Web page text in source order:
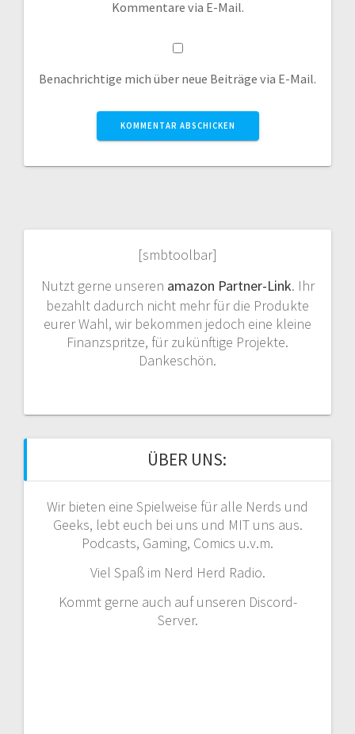
Kommentare via E-Mail.
Benachrichtige mich über neue Beiträge via E-Mail.
[smbtoolbar]
Nutzt gerne unseren amazon Partner-Link. Ihr
bezahlt dadurch nicht mehr für die Produkte
eurer Wahl, wir bekommen jedoch eine kleine
Finanzspritze, für zukünftige Projekte.
Dankeschön.
ÜBER UNS:
Wir bieten eine Spielweise für alle Nerds und
Geeks, lebt euch bei uns und MIT uns aus.
Podcasts, Gaming, Comics u.v.m.
Viel Spaß im Nerd Herd Radio.
Kommt gerne auch auf unseren Discord-
Server.